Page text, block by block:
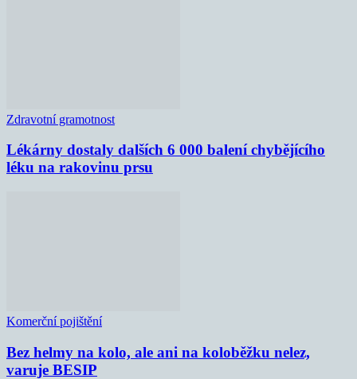
Zdravotní gramotnost
Lékárny dostaly dalších 6 000 balení chybějícího
léku na rakovinu prsu
Komerční pojištění
Bez helmy na kolo, ale ani na koloběžku nelez,
varuje BESIP